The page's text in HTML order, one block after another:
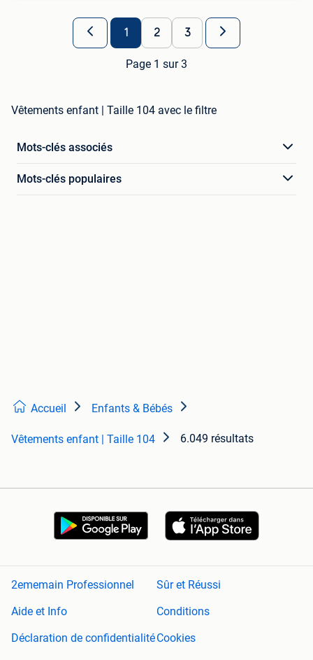
1 2 3
Page 1 sur 3
Vêtements enfant | Taille 104 avec le filtre
Mots-clés associés
Mots-clés populaires
Accueil Enfants & Bébés
Vêtements enfant | Taille 104 6.049 résultats
2ememain Professionnel
Sûr et Réussi
Aide et Info
Conditions
Déclaration de confidentialitéCookies